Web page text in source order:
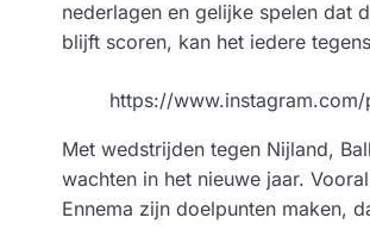
nederlagen en gelijke spelen dat
blijft scoren, kan het iedere
https://www.instagram.com/
Met wedstrijden tegen Nijland,
wachten in het nieuwe jaar.
Ennema zijn doelpunten maken,